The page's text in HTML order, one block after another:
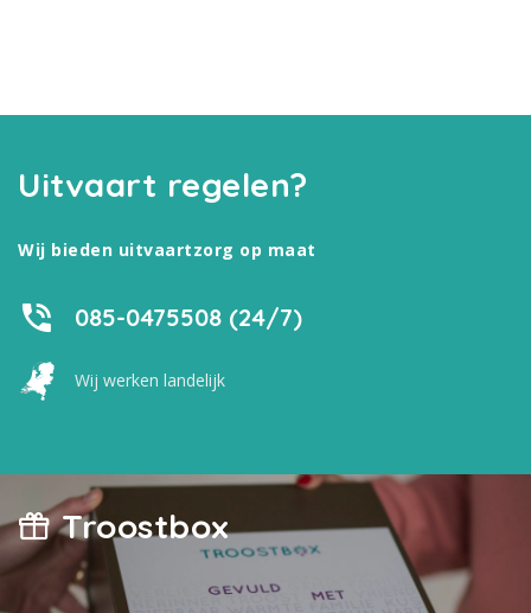
Uitvaart regelen?
Wij bieden uitvaartzorg op maat
085-0475508 (24/7)
Wij werken landelijk
Troostbox